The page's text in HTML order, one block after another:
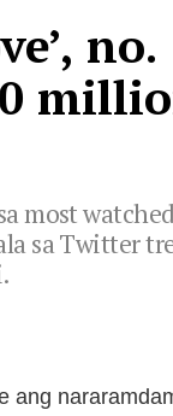
most
sa Twitter
ang